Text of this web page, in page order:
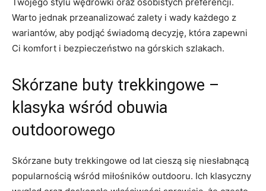
Warto jednak przeanalizować zalety i wady każdego z
wariantów, aby podjąć świadomą decyzję, która zapewni
Ci komfort i bezpieczeństwo na górskich szlakach.
Skórzane buty trekkingowe –
klasyka wśród obuwia
outdoorowego
Skórzane buty trekkingowe od lat cieszą się niesłabnącą
popularnością wśród miłośników outdooru. Ich klasyczny